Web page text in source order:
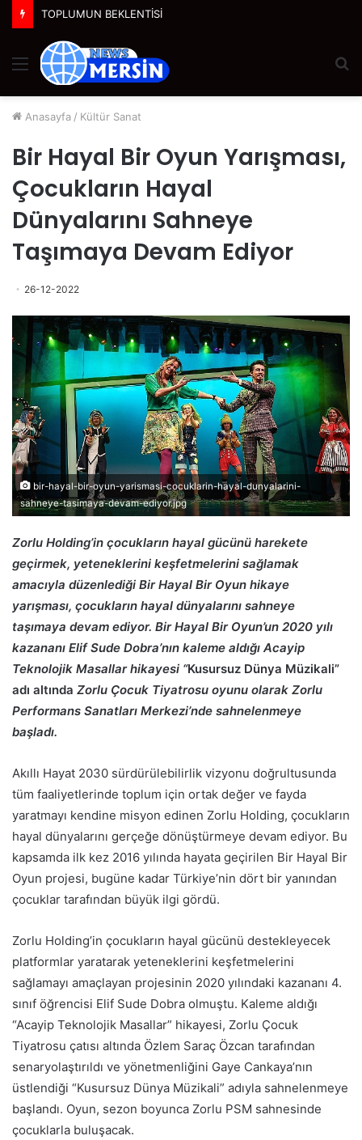
TOPLUMUN BEKLENTİSİ
Menü
Anasayfa / Kültür Sanat
Bir Hayal Bir Oyun Yarışması,
Çocukların Hayal
Dünyalarını Sahneye
Taşımaya Devam Ediyor
26-12-2022
bir-hayal-bir-oyun-yarismasi-cocuklarin-hayal-dunyalarini-
sahneye-tasimaya-devam-ediyor.jpg
Zorlu Holding’in çocukların hayal gücünü harekete
geçirmek, yeteneklerini keşfetmelerini sağlamak
amacıyla düzenlediği Bir Hayal Bir Oyun hikaye
yarışması, çocukların hayal dünyalarını sahneye
taşımaya devam ediyor. Bir Hayal Bir Oyun’un 2020 yılı
kazananı Elif Sude Dobra’nın kaleme aldığı Acayip
Teknolojik Masallar hikayesi “Kusursuz Dünya Müzikali”
adı altında Zorlu Çocuk Tiyatrosu oyunu olarak Zorlu
Performans Sanatları Merkezi’nde sahnelenmeye
başladı.
Akıllı Hayat 2030 sürdürülebilirlik vizyonu doğrultusunda
tüm faaliyetlerinde toplum için ortak değer ve fayda
yaratmayı kendine misyon edinen Zorlu Holding, çocukların
hayal dünyalarını gerçeğe dönüştürmeye devam ediyor. Bu
kapsamda ilk kez 2016 yılında hayata geçirilen Bir Hayal Bir
Oyun projesi, bugüne kadar Türkiye’nin dört bir yanından
çocuklar tarafından büyük ilgi gördü.
Zorlu Holding’in çocukların hayal gücünü destekleyecek
platformlar yaratarak yeteneklerini keşfetmelerini
sağlamayı amaçlayan projesinin 2020 yılındaki kazananı 4.
sınıf öğrencisi Elif Sude Dobra olmuştu. Kaleme aldığı
“Acayip Teknolojik Masallar” hikayesi, Zorlu Çocuk
Tiyatrosu çatısı altında Özlem Saraç Özcan tarafından
senaryolaştırıldı ve yönetmenliğini Gaye Cankaya’nın
üstlendiği “Kusursuz Dünya Müzikali” adıyla sahnelenmeye
başlandı. Oyun, sezon boyunca Zorlu PSM sahnesinde
çocuklarla buluşacak.